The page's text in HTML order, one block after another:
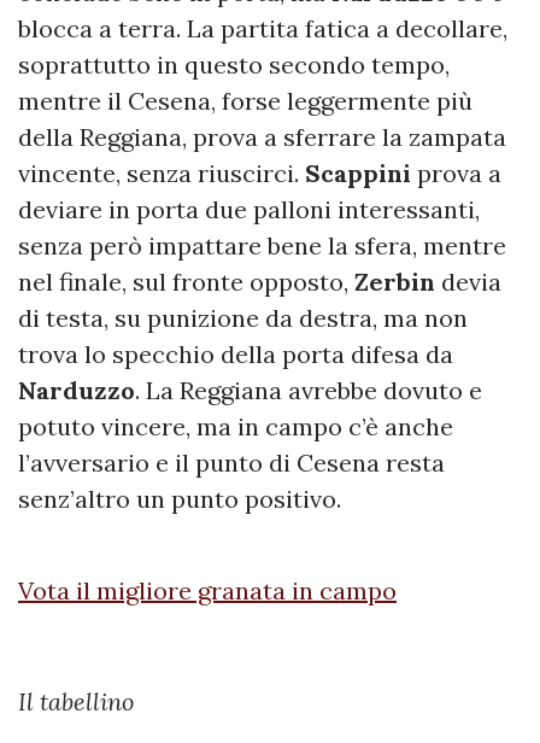
blocca a terra. La partita fatica a decollare,
soprattutto in questo secondo tempo,
mentre il Cesena, forse leggermente più
della Reggiana, prova a sferrare la zampata
vincente, senza riuscirci. Scappini prova a
deviare in porta due palloni interessanti,
senza però impattare bene la sfera, mentre
nel finale, sul fronte opposto, Zerbin devia
di testa, su punizione da destra, ma non
trova lo specchio della porta difesa da
Narduzzo. La Reggiana avrebbe dovuto e
potuto vincere, ma in campo c’è anche
l’avversario e il punto di Cesena resta
senz’altro un punto positivo.
Vota il migliore granata in campo
Il tabellino